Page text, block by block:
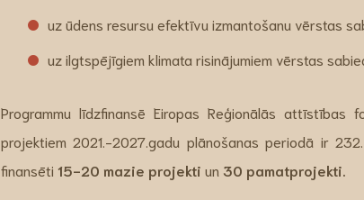
uz ūdens resursu efektīvu izmantošanu vērstas
uz ilgtspējīgiem klimata risinājumiem vērstas
Programmu līdzfinansē Eiropas Reģionālās attīstības
projektiem 2021.-2027.gadu plānošanas periodā ir
finansēti 15-20 mazie projekti un 30 pamatprojekti.